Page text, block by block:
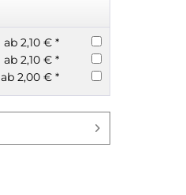
ab 2,10 € *
ab 2,10 € *
ab 2,00 € *